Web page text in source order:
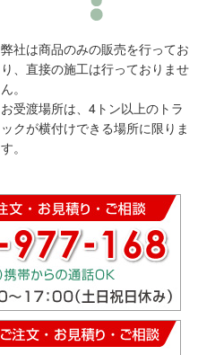
弊社は商品のみの販売を行ってお
り、直接の施工は行っておりませ
ん。
お受渡場所は、4トン以上のトラ
ックが横付けできる場所に限りま
す。